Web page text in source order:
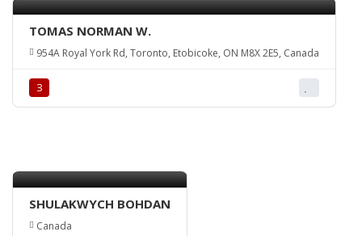
TOMAS NORMAN W.
954A Royal York Rd, Toronto, Etobicoke, ON M8X 2E5, Canada
З
SHULAKWYCH BOHDAN
Canada